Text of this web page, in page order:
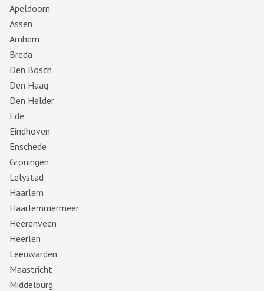
Apeldoorn
Assen
Arnhem
Breda
Den Bosch
Den Haag
Den Helder
Ede
Eindhoven
Enschede
Groningen
Lelystad
Haarlem
Haarlemmermeer
Heerenveen
Heerlen
Leeuwarden
Maastricht
Middelburg